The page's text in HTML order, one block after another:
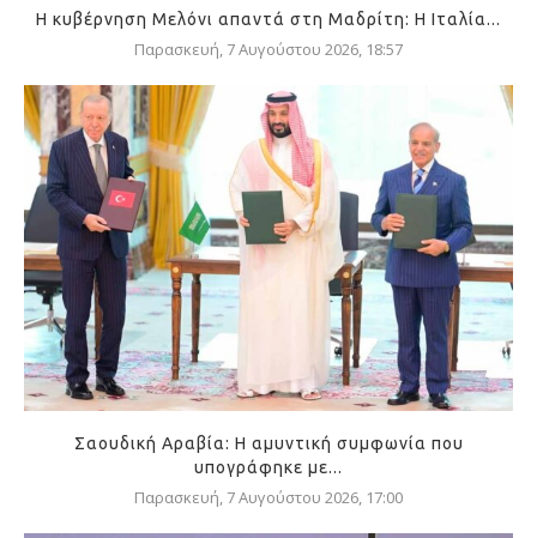
Η κυβέρνηση Μελόνι απαντά στη Μαδρίτη: Η Ιταλία...
Παρασκευή, 7 Αυγούστου 2026, 18:57
Σαουδική Αραβία: Η αμυντική συμφωνία που
υπογράφηκε με...
Παρασκευή, 7 Αυγούστου 2026, 17:00